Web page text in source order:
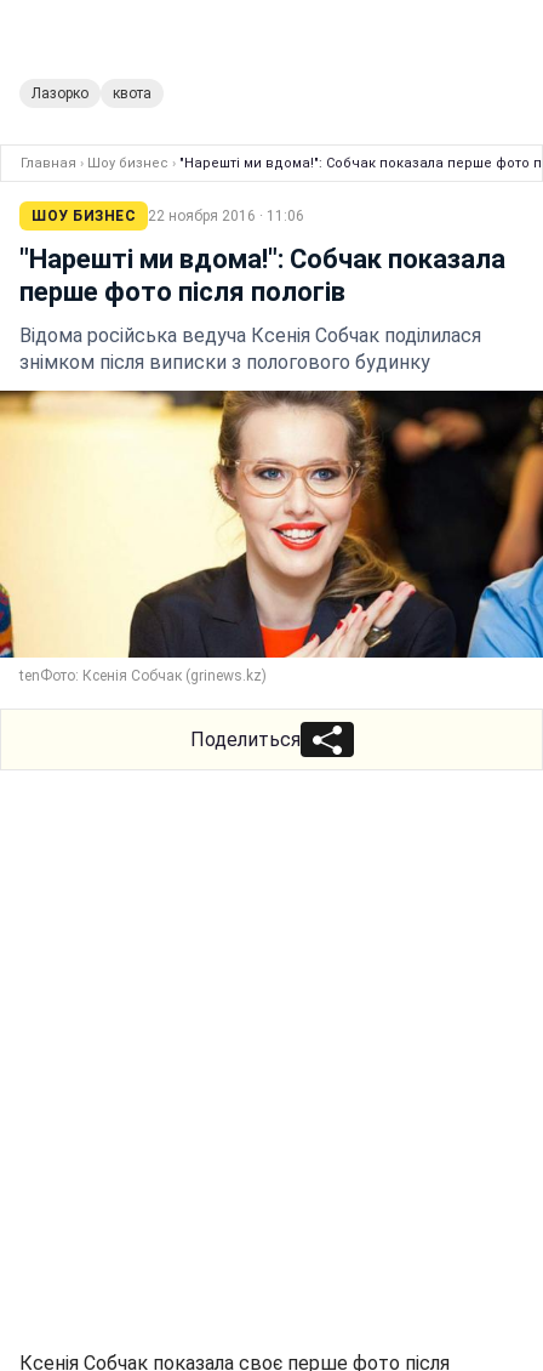
Лазорко квота
Главная › Шоу бизнес › "Нарешті ми вдома!": Собчак показала перше фото
ШОУ БИЗНЕС 22 ноября 2016 · 11:06
"Нарешті ми вдома!": Собчак показала
перше фото після пологів
Відома російська ведуча Ксенія Собчак поділилася
знімком після виписки з пологового будинку
tenФото: Ксенія Собчак (grinews.kz)
Поделиться
Ксенія Собчак показала своє перше фото після